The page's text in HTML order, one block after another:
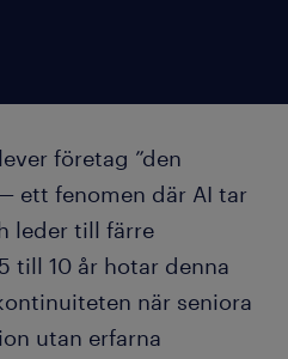
företag ”den
ett fenomen där AI tar
leder till färre
till 10 år hotar denna
när seniora
utan erfarna